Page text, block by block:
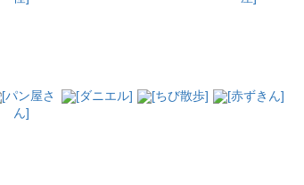
[パン屋さ
ん]
[ダニエル] [ちび散歩] [赤ずきん]